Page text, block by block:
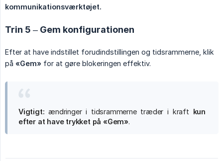
kommunikationsværktøjet.
Trin 5 – Gem konfigurationen
Efter at have indstillet forudindstillingen og tidsrammerne, klik
på «Gem» for at gøre blokeringen effektiv.
Vigtigt: ændringer i tidsrammerne træder i kraft kun
efter at have trykket på «Gem».